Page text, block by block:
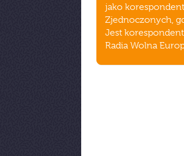
jako
Zjednoczonych,
Jest
Radia Wolna